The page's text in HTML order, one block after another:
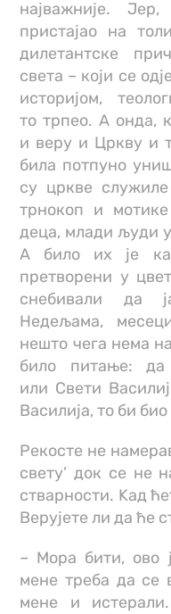
најважније.
пристајао на
дилетантске
света – који се
историјом,
то трпео. А онда,
и веру и Цркву и
била потпуно
су цркве
трнокоп и
деца, млади људи у
А било их је
претворени у
снебивали да
Недељама,
нешто чега нема
било питање:
или Свети
Василија, то би
Рекосте не
свету’ док се не
стварности. Kaд
Верујете ли да ће
– Мора бити, ово
мене треба да се
мене и